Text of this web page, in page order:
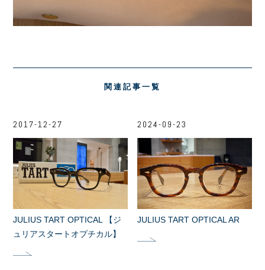
関連記事一覧
2017-12-27
JULIUS TART OPTICAL 【ジ
ュリアスタートオプチカル】
2024-09-23
JULIUS TART OPTICAL AR